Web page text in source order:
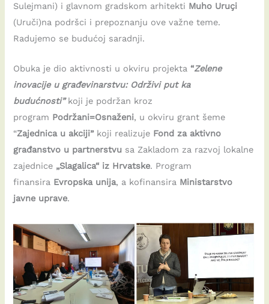
Sulejmani) i glavnom gradskom arhitekti Muho Uruçi
(Uruči)na podršci i prepoznanju ove važne teme.
Radujemo se budućoj saradnji.
Obuka je dio aktivnosti u okviru projekta “Zelene
inovacije u građevinarstvu: Održivi put ka
budućnosti”koji je podržan kroz
program Podržani=Osnaženi, u okviru grant šeme
“Zajednica u akciji”koji realizuje Fond za aktivno
građanstvo u partnerstvu sa Zakladom za razvoj lokalne
zajednice „Slagalica“ iz Hrvatske. Program
finansira Evropska unija, a kofinansira Ministarstvo
javne uprave.